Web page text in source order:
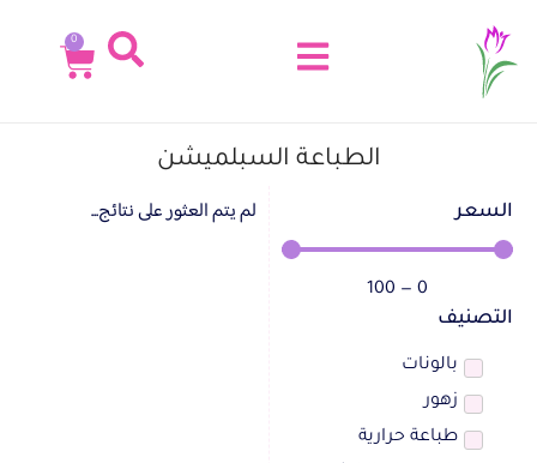
0
الطباعة السبلميشن
السعر
—
100
التصنيف
بالونات
زهور
طباعة حرارية
لم يتم العثور على نتائج...